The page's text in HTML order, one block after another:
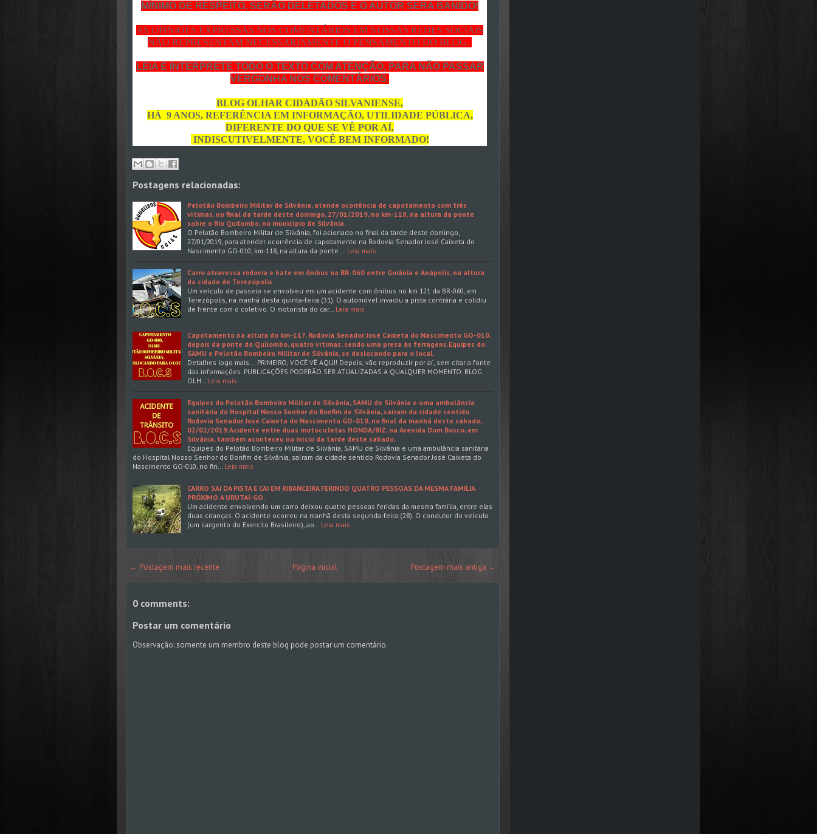
MÍNIMO DE RESPEITO, SERÃO DELETADOS E O AUTOR SERA BANIDO!
AS OPINIÕES EXPRESSAS NOS COMENTÁRIOS EM NOSSAS REDES SOCIAIS
NÃO REPRESENTAM NECESSARIAMENTE O PENSAMENTO DO BLOG.
LEIA E INTERPRETE TODO O TEXTO COM ATENÇÃO, PARA NÃO PASSAR
VERGONHA NOS COMENTÁRIOS.
BLOG OLHAR CIDADÃO SILVANIENSE,
HÁ 9 ANOS, REFERÊNCIA EM INFORMAÇÃO, UTILIDADE PÚBLICA,
DIFERENTE DO QUE SE VÊ POR AÍ,
INDISCUTIVELMENTE, VOCÊ BEM INFORMADO!
Postagens relacionadas:
Pelotão Bombeiro Militar de Silvânia, atende ocorrência de capotamento com três
vítimas, no final da tarde deste domingo, 27/01/2019, no km-118, na altura da ponte
sobre o Rio Quilombo, no município de Silvânia.
O Pelotão Bombeiro Militar de Silvânia, foi acionado no final da tarde deste domingo,
27/01/2019, para atender ocorrência de capotamento na Rodovia Senador José Caixeta do
Nascimento GO-010, km-118, na altura da ponte …
Leia mais
Carro atravessa rodovia e bate em ônibus na BR-060 entre Goiânia e Anápolis, na altura
da cidade de Terezópolis.
Um veículo de passeio se envolveu em um acidente com ônibus no km 121 da BR-060, em
Terezópolis, na manhã desta quinta-feira (31). O automóvel invadiu a pista contrária e colidiu
de frente com o coletivo. O motorista do car…
Leia mais
Capotamento na altura do km-117, Rodovia Senador José Caixeta do Nascimento GO-010,
depois da ponte do Quilombo, quatro vítimas, sendo uma presa às ferragens.Equipes do
SAMU e Pelotão Bombeiro Militar de Silvânia, se deslocando para o local.
Detalhes logo mais... PRIMEIRO, VOCÊ VÊ AQUI! Depois, vão reproduzir por aí, sem citar a fonte
das informações. PUBLICAÇÕES PODERÃO SER ATUALIZADAS A QUALQUER MOMENTO. BLOG
OLH…
Leia mais
Equipes do Pelotão Bombeiro Militar de Silvânia, SAMU de Silvânia e uma ambulância
sanitária do Hospital Nosso Senhor do Bonfim de Silvânia, saíram da cidade sentido
Rodovia Senador José Caixeta do Nascimento GO-010, no final da manhã deste sábado,
02/02/2019.Acidente entre duas motocicletas HONDA/BIZ, na Avenida Dom Bosco, em
Silvânia, também aconteceu no início da tarde deste sábado.
Equipes do Pelotão Bombeiro Militar de Silvânia, SAMU de Silvânia e uma ambulância sanitária
do Hospital Nosso Senhor do Bonfim de Silvânia, saíram da cidade sentido Rodovia Senador José Caixeta do
Nascimento GO-010, no fin…
Leia mais
CARRO SAI DA PISTA E CAI EM RIBANCEIRA FERINDO QUATRO PESSOAS DA MESMA FAMÍLIA
PRÓXIMO A URUTAÍ-GO.
Um acidente envolvendo um carro deixou quatro pessoas feridas da mesma família, entre elas
duas crianças. O acidente ocorreu na manhã desta segunda-feira (28). O condutor do veículo
(um sargento do Exercito Brasileiro), ao…
Leia mais
← Postagem mais recente Postagem mais antiga →
Página inicial
0 comments:
Postar um comentário
Observação: somente um membro deste blog pode postar um comentário.